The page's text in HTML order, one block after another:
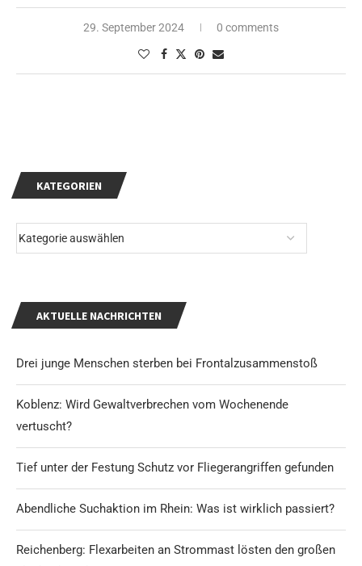
29. September 2024 0 comments
KATEGORIEN
AKTUELLE NACHRICHTEN
Drei junge Menschen sterben bei Frontalzusammenstoß
Koblenz: Wird Gewaltverbrechen vom Wochenende
vertuscht?
Tief unter der Festung Schutz vor Fliegerangriffen gefunden
Abendliche Suchaktion im Rhein: Was ist wirklich passiert?
Reichenberg: Flexarbeiten an Strommast lösten den großen